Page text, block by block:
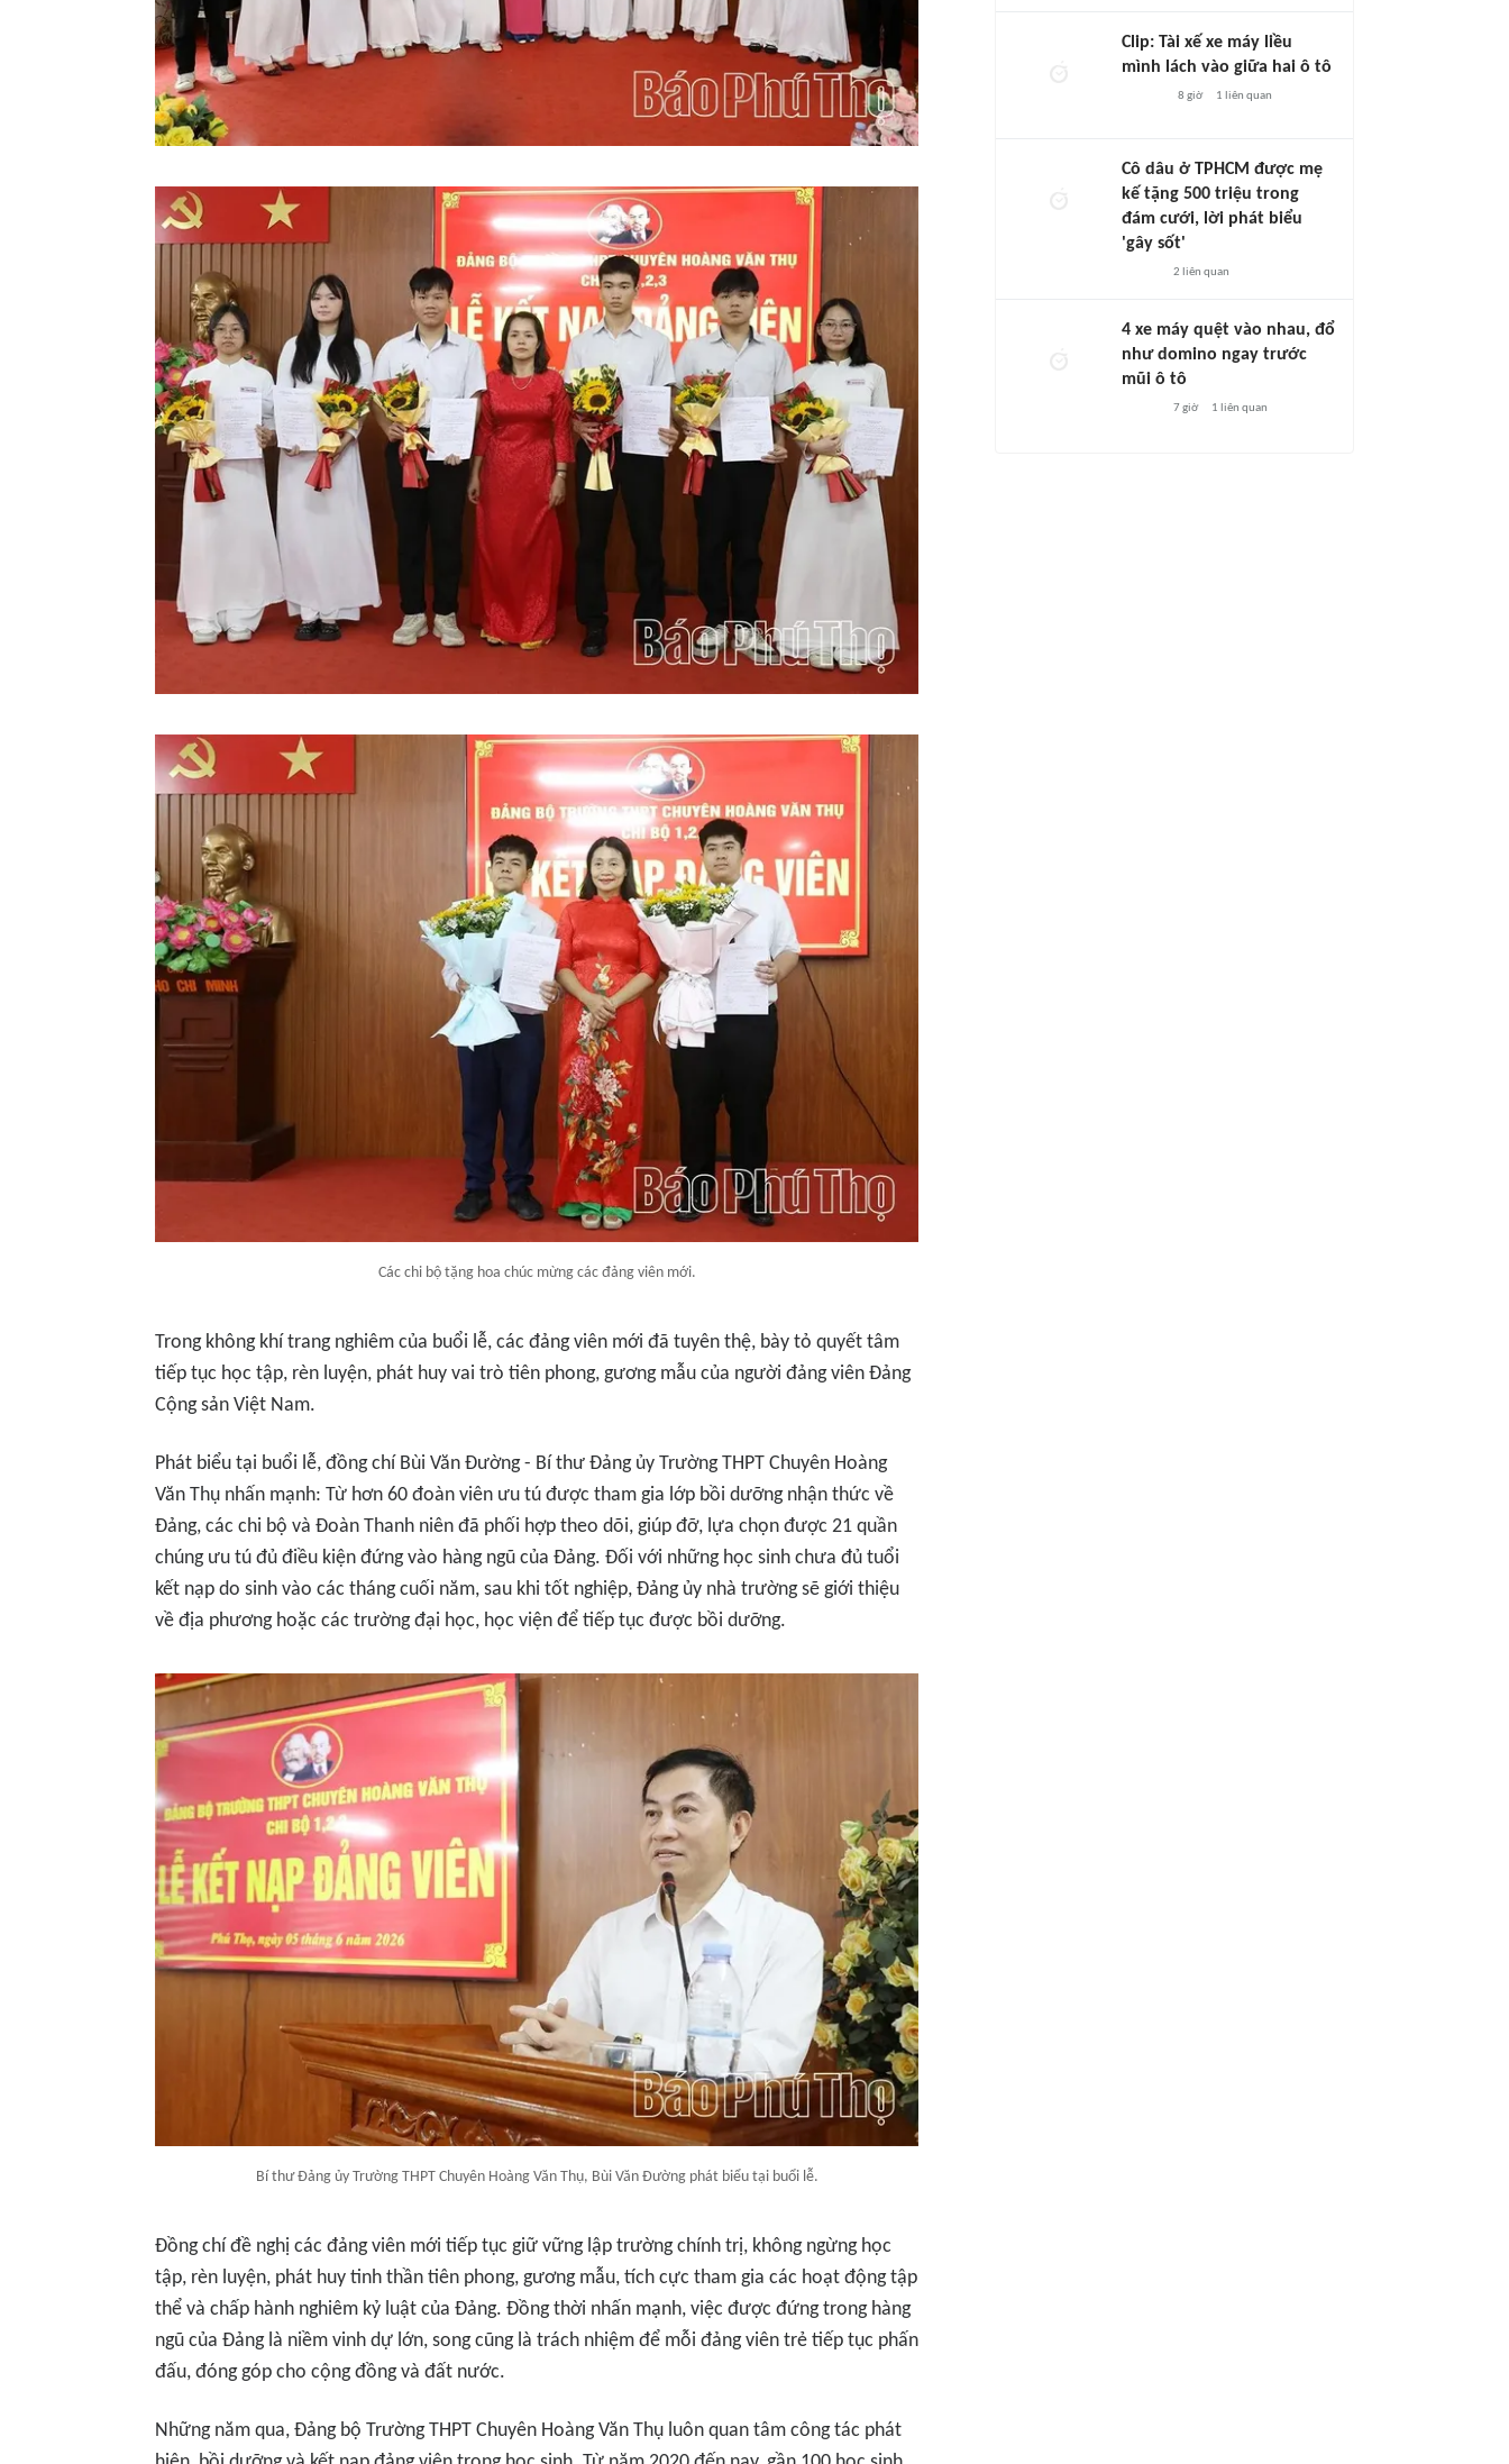
Các chi bộ tặng hoa chúc mừng các đảng viên mới.
Trong không khí trang nghiêm của buổi lễ, các đảng viên mới đã tuyên thệ, bày tỏ quyết tâm
tiếp tục học tập, rèn luyện, phát huy vai trò tiên phong, gương mẫu của người đảng viên Đảng
Cộng sản Việt Nam.
Phát biểu tại buổi lễ, đồng chí Bùi Văn Đường - Bí thư Đảng ủy Trường THPT Chuyên Hoàng
Văn Thụ nhấn mạnh: Từ hơn 60 đoàn viên ưu tú được tham gia lớp bồi dưỡng nhận thức về
Đảng, các chi bộ và Đoàn Thanh niên đã phối hợp theo dõi, giúp đỡ, lựa chọn được 21 quần
chúng ưu tú đủ điều kiện đứng vào hàng ngũ của Đảng. Đối với những học sinh chưa đủ tuổi
kết nạp do sinh vào các tháng cuối năm, sau khi tốt nghiệp, Đảng ủy nhà trường sẽ giới thiệu
về địa phương hoặc các trường đại học, học viện để tiếp tục được bồi dưỡng.
Bí thư Đảng ủy Trường THPT Chuyên Hoàng Văn Thụ, Bùi Văn Đường phát biểu tại buổi lễ.
Đồng chí đề nghị các đảng viên mới tiếp tục giữ vững lập trường chính trị, không ngừng học
tập, rèn luyện, phát huy tinh thần tiên phong, gương mẫu, tích cực tham gia các hoạt động tập
thể và chấp hành nghiêm kỷ luật của Đảng. Đồng thời nhấn mạnh, việc được đứng trong hàng
ngũ của Đảng là niềm vinh dự lớn, song cũng là trách nhiệm để mỗi đảng viên trẻ tiếp tục phấn
đấu, đóng góp cho cộng đồng và đất nước.
Những năm qua, Đảng bộ Trường THPT Chuyên Hoàng Văn Thụ luôn quan tâm công tác phát
Clip: Tài xế xe máy liều
mình lách vào giữa hai ô tô
8 giờ 1 liên quan
Cô dâu ở TPHCM được mẹ
kế tặng 500 triệu trong
đám cưới, lời phát biểu
'gây sốt'
2 liên quan
4 xe máy quệt vào nhau, đổ
như domino ngay trước
mũi ô tô
7 giờ 1 liên quan